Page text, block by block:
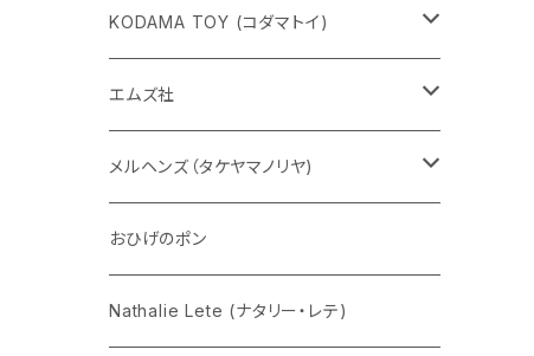
KODAMA TOY (コダマトイ)
チャーミーちゃん
五型動物
Eddie パンダ
エムズ社
デコちゃん
クマちゃん
メルヘンズ（タケヤマノリヤ)
ケロペチーノ
おひげのポン
Nathalie Lete (ナタリー・レテ)